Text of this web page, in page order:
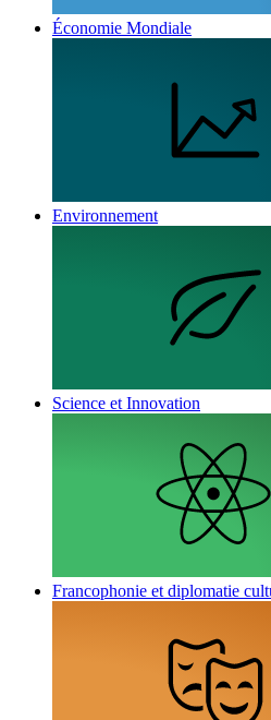
Économie Mondiale
Environnement
Science et Innovation
Francophonie et diplomatie